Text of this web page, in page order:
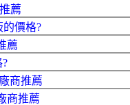
薦
的價格?
薦
商推薦
商推薦